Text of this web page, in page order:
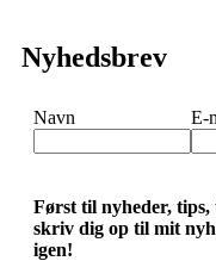
Nyhedsbrev
Navn E-
Først til nyheder,
skriv dig op til mit
igen!